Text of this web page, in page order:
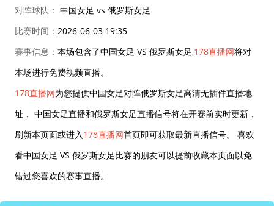
对阵球队： 中国女足 vs 俄罗斯女足
比赛时间： 2026-06-03 19:35
赛事信息： 本场包含了中国女足 VS 俄罗斯女足,178直播网将对
本场进行免费视频直播。
178直播网为您提供中国女足对阵俄罗斯女足高清无插件直播地
址， 中国女足直播和俄罗斯女足直播信号将在开赛前实时更新，
刷新本页面或进入178直播网首页即可获取最新直播信号。 喜欢
看中国女足 VS 俄罗斯女足比赛的朋友可以提前收藏本页面以免
错过您喜欢的赛事直播。